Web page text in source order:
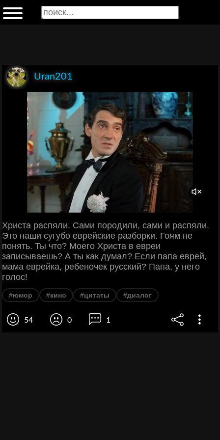
Uran201
Христа распяли. Сами породили, сами и распяли.
Это наши сугубо еврейские разборки. Гоям не
понять. Ты что? Моего Христа в евреи
записываешь? А ты как думал? Если папа еврей,
мама еврейка, ребеночек русский? Папа, у него
голос!
#юмор #кино #цитаты #диалог
54 0 1